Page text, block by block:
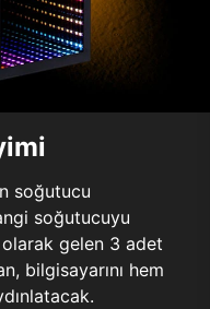
soğutucu
soğutucuyu
gelen 3 adet
bilgisayarını hem